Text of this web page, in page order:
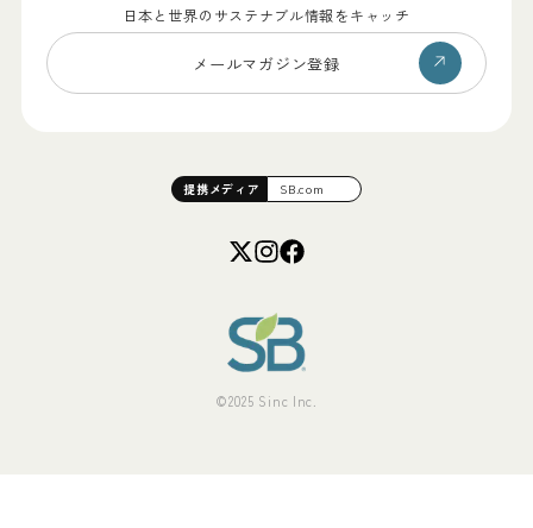
日本と世界のサステナブル情報をキャッチ
メールマガジン登録
©2025 Sinc Inc.
提携メディア SB.com